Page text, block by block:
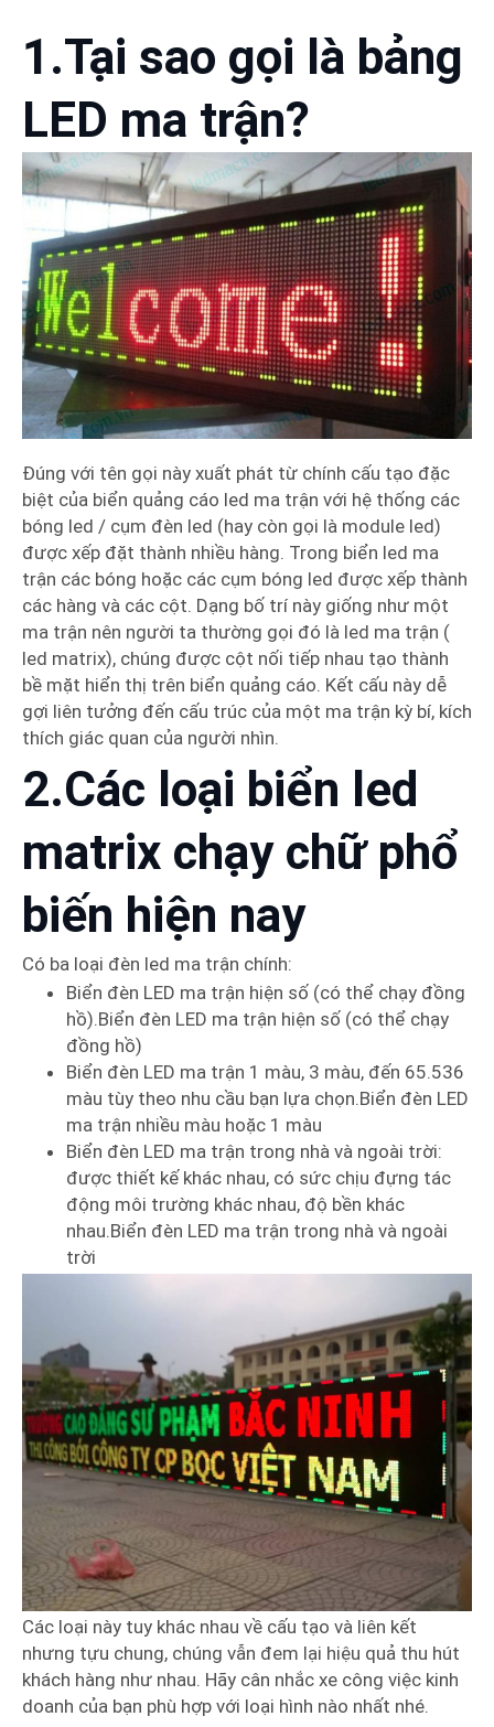
1.Tại sao gọi là bảng
LED ma trận?
Đúng với tên gọi này xuất phát từ chính cấu tạo đặc
biệt của biển quảng cáo led ma trận với hệ thống các
bóng led / cụm đèn led (hay còn gọi là module led)
được xếp đặt thành nhiều hàng. Trong biển led ma
trận các bóng hoặc các cụm bóng led được xếp thành
các hàng và các cột. Dạng bố trí này giống như một
ma trận nên người ta thường gọi đó là led ma trận (
led matrix), chúng được cột nối tiếp nhau tạo thành
bề mặt hiển thị trên biển quảng cáo. Kết cấu này dễ
gợi liên tưởng đến cấu trúc của một ma trận kỳ bí, kích
thích giác quan của người nhìn.
2.Các loại biển led
matrix chạy chữ phổ
biến hiện nay
Có ba loại đèn led ma trận chính:
Biển đèn LED ma trận hiện số (có thể chạy đồng
hồ).Biển đèn LED ma trận hiện số (có thể chạy
đồng hồ)
Biển đèn LED ma trận 1 màu, 3 màu, đến 65.536
màu tùy theo nhu cầu bạn lựa chọn.Biển đèn LED
ma trận nhiều màu hoặc 1 màu
Biển đèn LED ma trận trong nhà và ngoài trời:
được thiết kế khác nhau, có sức chịu đựng tác
động môi trường khác nhau, độ bền khác
nhau.Biển đèn LED ma trận trong nhà và ngoài
trời
Các loại này tuy khác nhau về cấu tạo và liên kết
nhưng tựu chung, chúng vẫn đem lại hiệu quả thu hút
khách hàng như nhau. Hãy cân nhắc xe công việc kinh
doanh của bạn phù hợp với loại hình nào nhất nhé.